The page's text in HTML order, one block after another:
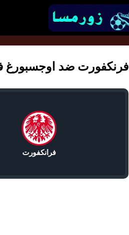
فرنكفورت ضد اوجسبورغ في
فرانكفورت